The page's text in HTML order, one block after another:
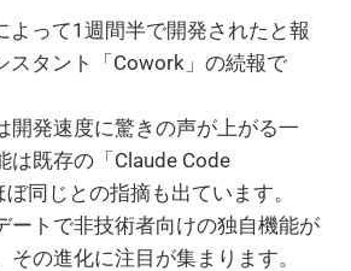
よって1週間半で開発されたと報
スタント「Cowork」の続報で
開発速度に驚きの声が上がる一
は既存の「Claude Code
同じとの指摘も出ています。
ートで非技術者向けの独自機能が
その進化に注目が集まります。